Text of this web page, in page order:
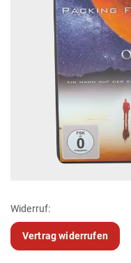
Widerruf:
Vertrag widerrufen